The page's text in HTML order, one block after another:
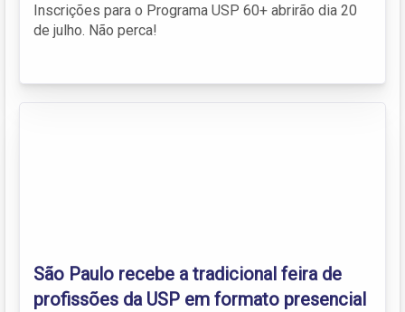
Inscrições para o Programa USP 60+ abrirão dia 20
de julho. Não perca!
São Paulo recebe a tradicional feira de
profissões da USP em formato presencial